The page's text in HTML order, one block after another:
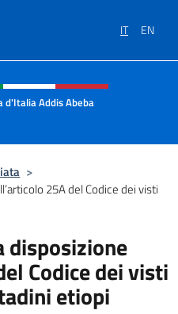
IT EN
e menù
d'Italia Addis Abeba
>
25A del Codice dei visti
disposizione
Codice dei visti
etiopi